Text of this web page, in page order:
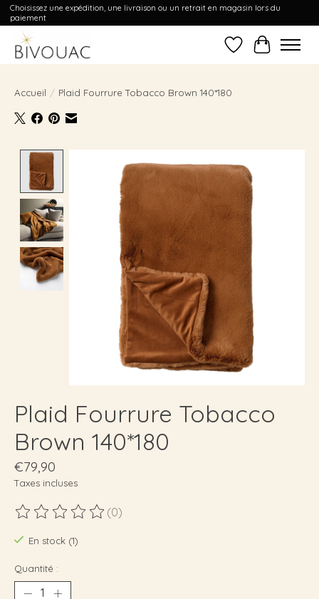
Choisissez une expédition, une livraison ou un retrait en magasin lors du
paiement
Liste dePanier
Accueil / Plaid Fourrure Tobacco Brown 140*180
Plaid Fourrure Tobacco
Brown 140*180
€79,90
Taxes incluses
Ce produit est évalué à
(0)
En stock (1)
Quantité :